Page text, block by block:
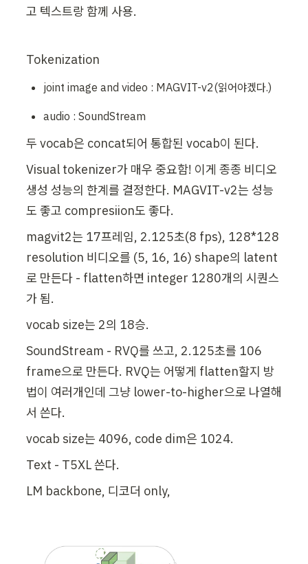
고 텍스트랑 함께 사용.
Tokenization
joint image and video : MAGVIT-v2(읽어야겠다.)
audio : SoundStream
두 vocab은 concat되어 통합된 vocab이 된다.
Visual tokenizer가 매우 중요함! 이게 종종 비디오
생성 성능의 한계를 결정한다. MAGVIT-v2는 성능
도 좋고 compresiion도 좋다.
magvit2는 17프레임, 2.125초(8 fps), 128*128
resolution 비디오를 (5, 16, 16) shape의 latent
로 만든다 - flatten하면 integer 1280개의 시퀀스
가 됨.
vocab size는 2의 18승.
SoundStream - RVQ를 쓰고, 2.125초를 106
frame으로 만든다. RVQ는 어떻게 flatten할지 방
법이 여러개인데 그냥 lower-to-higher으로 나열해
서 쓴다.
vocab size는 4096, code dim은 1024.
Text - T5XL 쓴다.
LM backbone, 디코더 only,